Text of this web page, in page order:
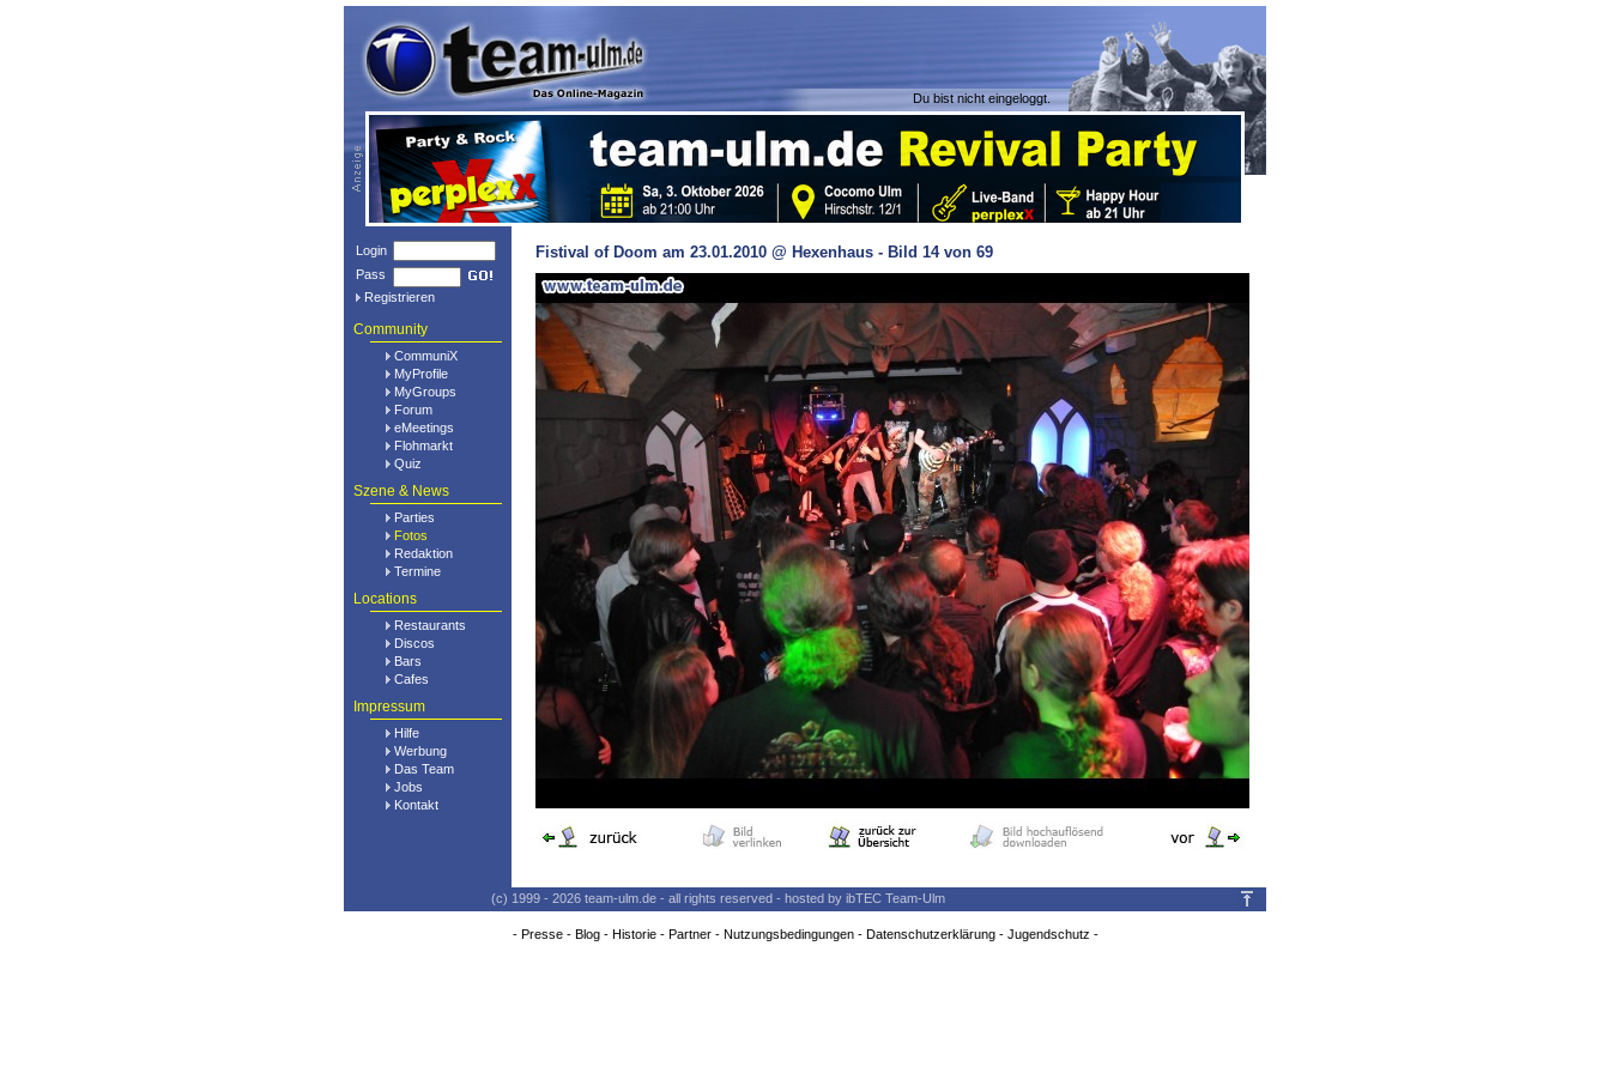
Du bist nicht eingeloggt.
Login
Pass
Registrieren
Community
CommuniX
MyProfile
MyGroups
Forum
eMeetings
Flohmarkt
Quiz
Szene & News
Parties
Fotos
Redaktion
Termine
Locations
Restaurants
Discos
Bars
Cafes
Impressum
Hilfe
Werbung
Das Team
Jobs
Kontakt
Fistival of Doom am 23.01.2010 @ Hexenhaus - Bild 14 von 69
(c) 1999 - 2026 team-ulm.de - all rights reserved - hosted by ibTEC Team-Ulm
- Presse- Blog- Historie- Partner- Nutzungsbedingungen- Datenschutzerklärung- Jugendschutz -